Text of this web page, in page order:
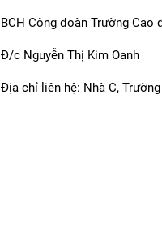
BCH Công đoàn Trường Cao
Đ/c Nguyễn Thị Kim
Địa chỉ liên hệ: Nhà C,